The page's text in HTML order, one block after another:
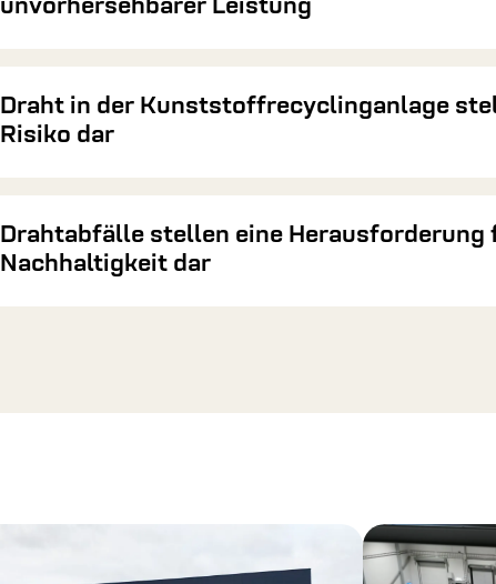
unvorhersehbarer Leistung
Draht in der Kunststoffrecyclinganlage
Risiko dar
Drahtabfälle stellen eine Herausforderung
Nachhaltigkeit dar